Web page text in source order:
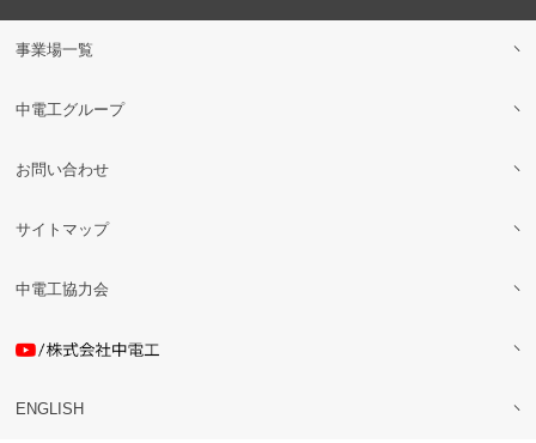
事業場一覧
中電工グループ
お問い合わせ
サイトマップ
中電工協力会
ENGLISH